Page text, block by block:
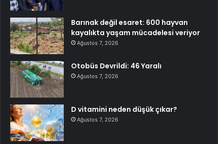
Barınak değil esaret: 600 hayvan
kayalıkta yaşam mücadelesi veriyor
Ağustos 7, 2026
Otobüs Devrildi: 46 Yaralı
Ağustos 7, 2026
D vitamini neden düşük çıkar?
Ağustos 7, 2026